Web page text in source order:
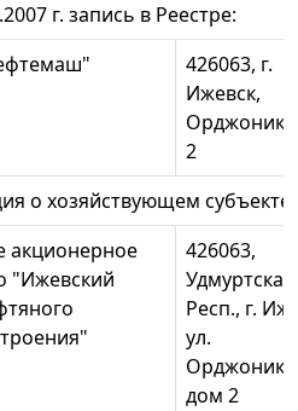
г. запись в Реестре:
426063, г.
Ижевск,
2
о хозяйствующем субъекте:
акционерное
"Ижевский
426063,
Удмуртская
Респ., г.
ул.
дом 2